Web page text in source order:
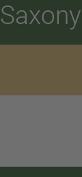
Saxony